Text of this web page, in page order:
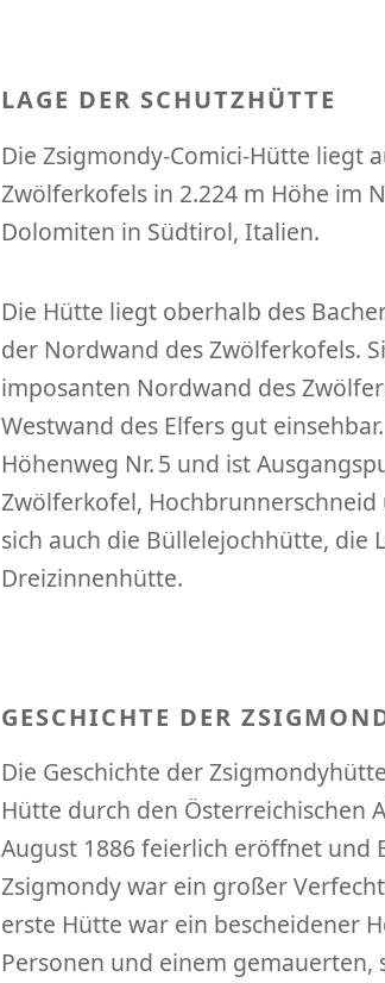
LAGE DER SCHUTZHÜTTE
Die Zsigmondy-Comici-Hütte liegt
Zwölferkofels in 2.224 m Höhe im
Dolomiten in Südtirol, Italien.
Die Hütte liegt oberhalb des
der Nordwand des Zwölferkofels.
imposanten Nordwand des
Westwand des Elfers gut
Höhenweg Nr. 5 und ist
Zwölferkofel,
sich auch die Büllelejochhütte, die
Dreizinnenhütte.
GESCHICHTE DER
Die Geschichte der
Hütte durch den Österreichischen
August 1886 feierlich eröffnet und
Zsigmondy war ein großer
erste Hütte war ein bescheidener
Personen und einem